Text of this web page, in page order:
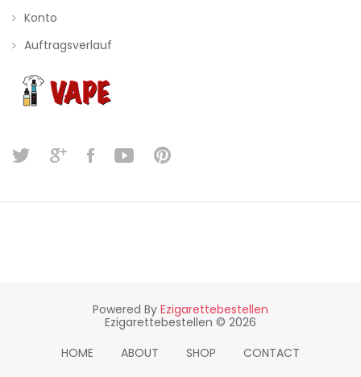
Konto
Auftragsverlauf
Powered By Ezigarettebestellen
Ezigarettebestellen © 2026
HOME
ABOUT SHOP CONTACT